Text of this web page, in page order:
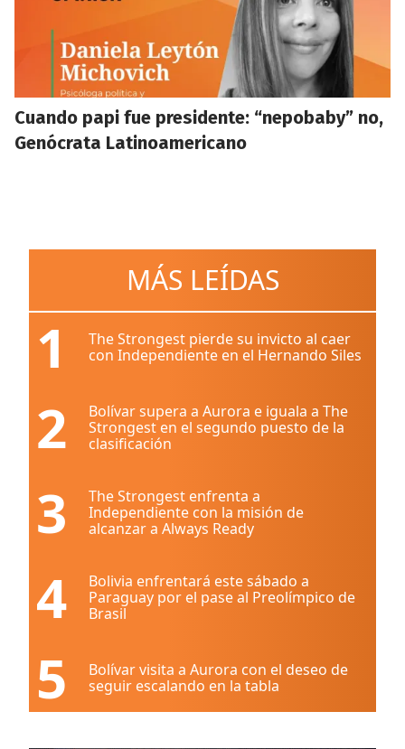
Cuando papi fue presidente: “nepobaby” no,
Genócrata Latinoamericano
MÁS LEÍDAS
1
The Strongest pierde su invicto al caer
con Independiente en el Hernando Siles
2
Bolívar supera a Aurora e iguala a The
Strongest en el segundo puesto de la
clasificación
3
The Strongest enfrenta a
Independiente con la misión de
alcanzar a Always Ready
4
Bolivia enfrentará este sábado a
Paraguay por el pase al Preolímpico de
Brasil
5
Bolívar visita a Aurora con el deseo de
seguir escalando en la tabla